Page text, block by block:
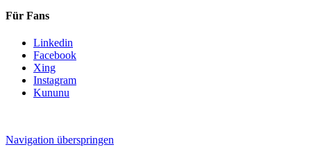
Für Fans
Linkedin
Facebook
Xing
Instagram
Kununu
Navigation überspringen